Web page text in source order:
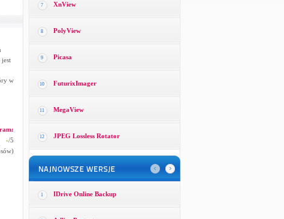
w
-/5
7 XnView
8 PolyView
9 Picasa
10 FuturixImager
11 MegaView
12 JPEG Lossless Rotator
1 IDrive Online Backup